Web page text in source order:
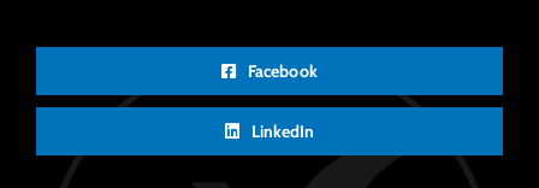
Facebook
LinkedIn